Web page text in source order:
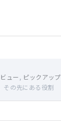
ュー, ピックアップ
その先にある役割